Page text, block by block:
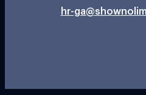
hr-